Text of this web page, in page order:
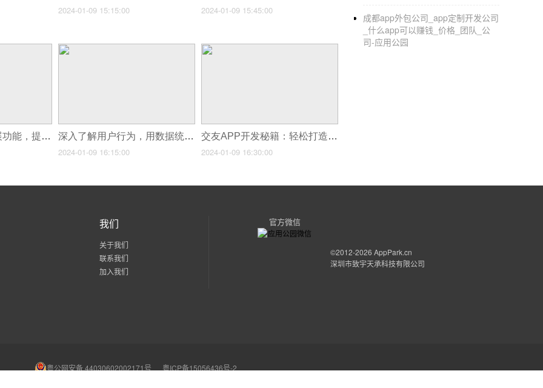
2024-01-09 15:15:00 2024-01-09 15:45:00
巧妙利用小程序扩展功能，提升用户粘性 深入了解用户行为，用数据统计驱动小程序成功
2024-01-09 16:15:00
交友APP开发秘籍：轻松打造畅爽社交体验
2024-01-09 16:30:00
成都app外包公司_app定制开发公司
_什么app可以赚钱_价格_团队_公
司-应用公园
我们
关于我们
联系我们
加入我们
官方微信
©2012-2026 AppPark.cn
深圳市致宇天承科技有限公司
粤公网安备 44030602002171号 粤ICP备15056436号-2